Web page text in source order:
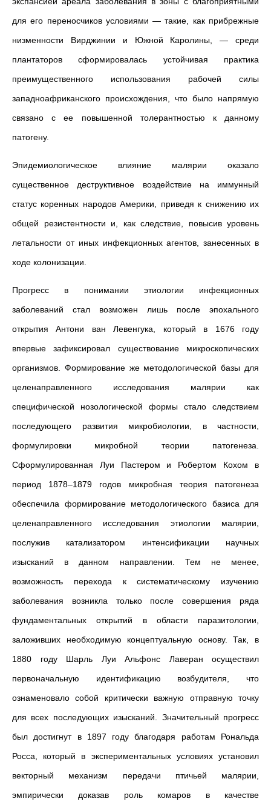
для его переносчиков условиями — такие, как прибрежные
низменности Вирджинии и Южной Каролины, — среди
плантаторов сформировалась устойчивая практика
преимущественного использования рабочей силы
западноафриканского происхождения, что было напрямую
связано с ее повышенной толерантностью к данному
патогену.
Эпидемиологическое влияние малярии оказало
существенное деструктивное воздействие на иммунный
статус коренных народов Америки, приведя к снижению их
общей резистентности и, как следствие, повысив уровень
летальности от иных инфекционных агентов, занесенных в
ходе колонизации.
Прогресс в понимании этиологии инфекционных
заболеваний стал возможен лишь после эпохального
открытия Антони ван Левенгука, который в 1676 году
впервые зафиксировал существование микроскопических
организмов. Формирование же методологической базы для
целенаправленного исследования малярии как
специфической нозологической формы стало следствием
последующего развития микробиологии, в частности,
формулировки микробной теории патогенеза.
Сформулированная Луи Пастером и Робертом Кохом в
период 1878–1879 годов микробная теория патогенеза
обеспечила формирование методологического базиса для
целенаправленного исследования этиологии малярии,
послужив катализатором интенсификации научных
изысканий в данном направлении. Тем не менее,
возможность перехода к систематическому изучению
заболевания возникла только после совершения ряда
фундаментальных открытий в области паразитологии,
заложивших необходимую концептуальную основу. Так, в
1880 году Шарль Луи Альфонс Лаверан осуществил
первоначальную идентификацию возбудителя, что
ознаменовало собой критически важную отправную точку
для всех последующих изысканий. Значительный прогресс
был достигнут в 1897 году благодаря работам Рональда
Росса, который в экспериментальных условиях установил
векторный механизм передачи птичьей малярии,
эмпирически доказав роль комаров в качестве